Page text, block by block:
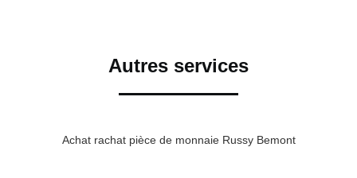
Autres services
Achat rachat pièce de monnaie Russy Bemont